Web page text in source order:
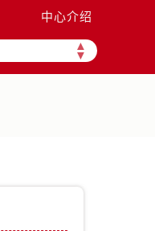
中心介绍
▲
▼